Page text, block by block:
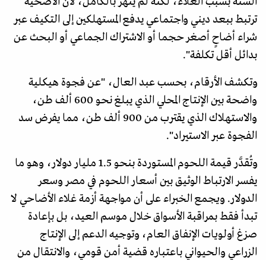
ترتبط ببعد ديني واجتماعي يدفع المستهلكين إلى التكيف عبر
شراء أضاحٍ أصغر حجما أو الاشتراك الجماعي أو البحث عن
بدائل أقل تكلفة".
وتكشف الأرقام، بحسب عبد العال، "عن فجوة هيكلية
واضحة بين الإنتاج المحلي الذي يبلغ نحو 600 ألف طن،
والاستهلاك الذي يقترب من 900 ألف طن، مما يفرض سد
الفجوة عبر الاستيراد".
وتُقدَّر قيمة اللحوم المستوردة بنحو 1.5 مليار دولار، وهو ما
يفسر الارتباط الوثيق بين أسعار اللحوم في مصر وسعر
الدولار. ويجمع الخبراء على أن مواجهة أزمة غلاء الأضاحي لا
تبدأ فقط بمراقبة الأسواق خلال موسم العيد، بل بإعادة
صزغ أولويات الإنفاق العام، وتوجيه الدعم إلى الإنتاج
الزراعي والحيواني باعتباره قضية أمن قومي، والانتقال من